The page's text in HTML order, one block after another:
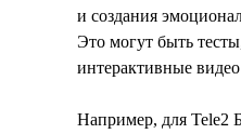
и создания
Это могут быть
интерактивные
Например, для Tele2